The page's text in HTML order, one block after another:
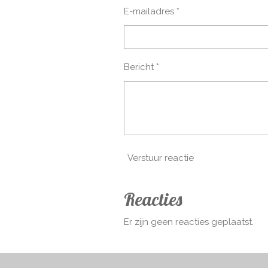
E-mailadres *
Bericht *
Verstuur reactie
Reacties
Er zijn geen reacties geplaatst.